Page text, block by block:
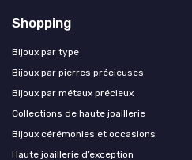
Shopping
Bijoux par type
Bijoux par pierres précieuses
Bijoux par métaux précieux
Collections de haute joaillerie
Bijoux cérémonies et occasions
Haute joaillerie d’exception